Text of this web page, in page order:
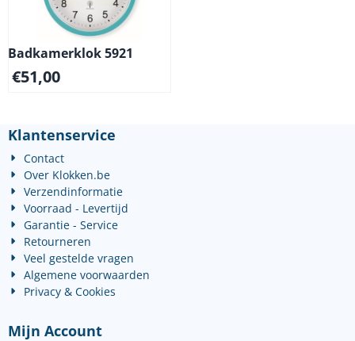
Badkamerklok 5921
€51,00
Klantenservice
Contact
Over Klokken.be
Verzendinformatie
Voorraad - Levertijd
Garantie - Service
Retourneren
Veel gestelde vragen
Algemene voorwaarden
Privacy & Cookies
Mijn Account